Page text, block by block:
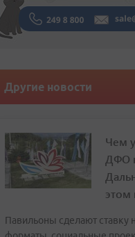
Другие новости
Чем
ДФО
этом
Павильоны сделают ставку